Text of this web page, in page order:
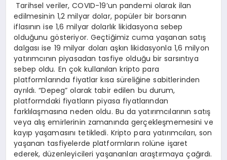
Tarihsel veriler, COVID-19’un pandemi olarak ilan
edilmesinin 1,2 milyar dolar, popüler bir borsanın
iflasının ise 1,6 milyar dolarlık likidasyona sebep
olduğunu gösteriyor. Geçtiğimiz cuma yaşanan satış
dalgası ise 19 milyar doları aşkın likidasyonla 1,6 milyon
yatırımcının piyasadan tasfiye olduğu bir sarsıntıya
sebep oldu. En çok kullanılan kripto para
platformlarında fiyatlar kısa süreliğine sabitlerinden
ayrıldı. “Depeg” olarak tabir edilen bu durum,
platformdaki fiyatların piyasa fiyatlarından
farklılaşmasına neden oldu. Bu da yatırımcılarının satış
veya alış emirlerinin zamanında gerçekleşmemesini ve
kayıp yaşamasını tetikledi. Kripto para yatırımcıları, son
yaşanan tasfiyelerde platformların rolüne işaret
ederek, düzenleyicileri yaşananları araştırmaya çağırdı.